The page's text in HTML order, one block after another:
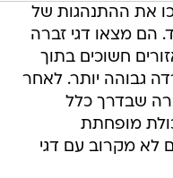
את ההתנהגות של
הם מצאו דגי זברה
חשוכים בתוך
גבוהה יותר. לאחר
שבדרך כלל
מופחתת
לא מקרוב עם דגי